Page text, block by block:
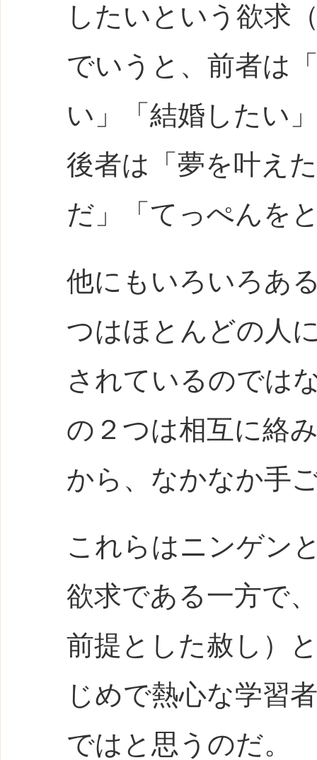
したいという欲求
でいうと、前者は
い」「結婚したい
後者は「夢を叶え
だ」「てっぺんを
他にもいろいろあ
つはほとんどの人
されているのでは
の２つは相互に絡
から、なかなか手
これらはニンゲン
欲求である一方で
前提とした赦し）
じめで熱心な学習
ではと思うのだ。